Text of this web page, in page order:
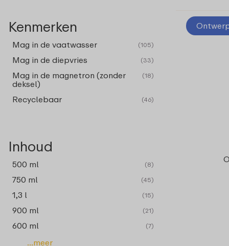
Kenmerken
Mag in de vaatwasser (105)
Mag in de diepvries (33)
Mag in de magnetron (zonder
deksel)
(18)
Recyclebaar (46)
Inhoud
500 ml (8)
750 ml (45)
1,3 l (15)
900 ml (21)
600 ml (7)
...meer